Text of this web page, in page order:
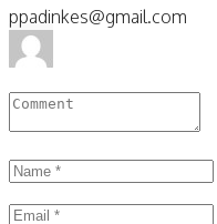
ppadinkes@gmail.com